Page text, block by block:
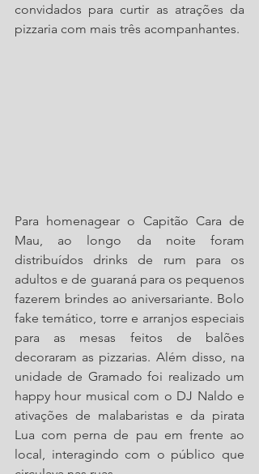
convidados para curtir as atrações da
pizzaria com mais três acompanhantes.
Para homenagear o Capitão Cara de
Mau, ao longo da noite foram
distribuídos drinks de rum para os
adultos e de guaraná para os pequenos
fazerem brindes ao aniversariante. Bolo
fake temático, torre e arranjos especiais
para as mesas feitos de balões
decoraram as pizzarias. Além disso, na
unidade de Gramado foi realizado um
happy hour musical com o DJ Naldo e
ativações de malabaristas e da pirata
Lua com perna de pau em frente ao
local, interagindo com o público que